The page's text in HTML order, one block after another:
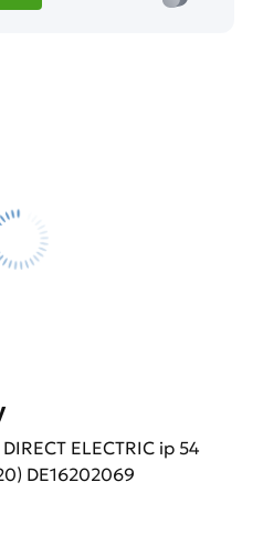
ELECTRIC ip 54
DE16202069